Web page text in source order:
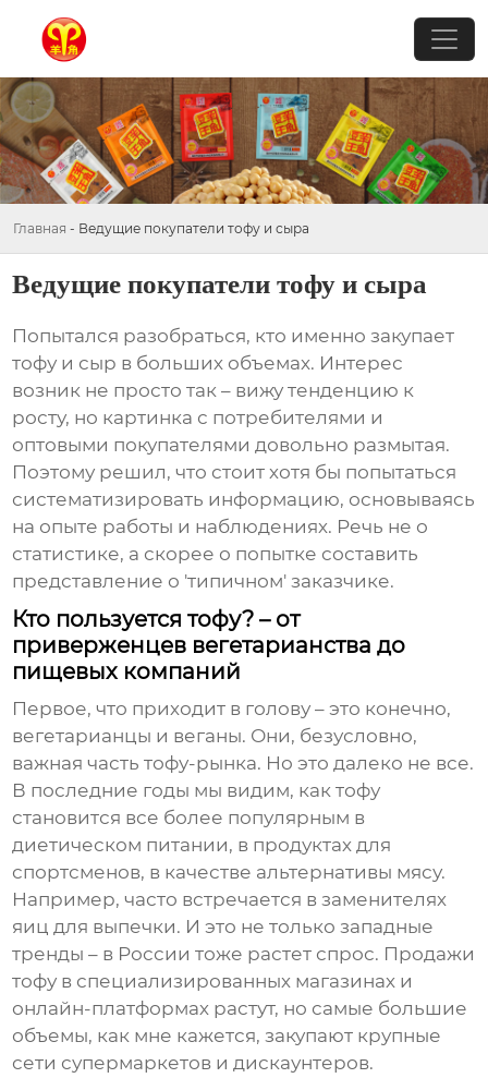
Главная - Ведущие покупатели тофу и сыра
Ведущие покупатели тофу и сыра
Попытался разобраться, кто именно закупает
тофу и сыр в больших объемах. Интерес
возник не просто так – вижу тенденцию к
росту, но картинка с потребителями и
оптовыми покупателями довольно размытая.
Поэтому решил, что стоит хотя бы попытаться
систематизировать информацию, основываясь
на опыте работы и наблюдениях. Речь не о
статистике, а скорее о попытке составить
представление о 'типичном' заказчике.
Кто пользуется тофу? – от
приверженцев вегетарианства до
пищевых компаний
Первое, что приходит в голову – это конечно,
вегетарианцы и веганы. Они, безусловно,
важная частьтофу-рынка. Но это далеко не все.
В последние годы мы видим, кактофу
становится все более популярным в
диетическом питании, в продуктах для
спортсменов, в качестве альтернативы мясу.
Например, часто встречается в заменителях
яиц для выпечки. И это не только западные
тренды – в России тоже растет спрос. Продажи
тофу в специализированных магазинах и
онлайн-платформах растут, но самые большие
объемы, как мне кажется, закупают крупные
сети супермаркетов и дискаунтеров.